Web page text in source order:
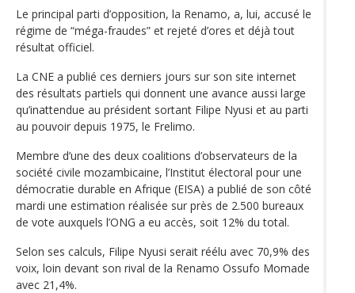
Le principal parti d’opposition, la Renamo, a, lui, accusé le
régime de “méga-fraudes” et rejeté d’ores et déjà tout
résultat officiel.
La CNE a publié ces derniers jours sur son site internet
des résultats partiels qui donnent une avance aussi large
qu’inattendue au président sortant Filipe Nyusi et au parti
au pouvoir depuis 1975, le Frelimo.
Membre d’une des deux coalitions d’observateurs de la
société civile mozambicaine, l’Institut électoral pour une
démocratie durable en Afrique (EISA) a publié de son côté
mardi une estimation réalisée sur près de 2.500 bureaux
de vote auxquels l’ONG a eu accès, soit 12% du total.
Selon ses calculs, Filipe Nyusi serait réélu avec 70,9% des
voix, loin devant son rival de la Renamo Ossufo Momade
avec 21,4%.